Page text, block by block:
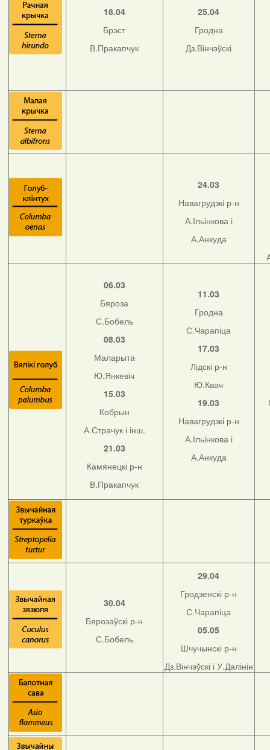
18.04
Брэст
В.Пракапчук
25.04
Гродна
Дз.Вінчэўскі
24.03
Навагрудзкі р-н
А.Ільінкова і
А.Анкуда
06.03
Бяроза
С.Бобель
08.03
Маларыта
Ю.Янкевіч
15.03
Кобрын
А.Страчук і інш.
21.03
Камянецкі р-н
В.Пракапчук
11.03
Гродна
С.Чарапіца
17.03
Лідскі р-н
Ю.Квач
19.03
Навагрудзкі р-н
А.Ільінкова і
А.Анкуда
30.04
Бярозаўскі р-н
С.Бобель
29.04
Гродзенскі р-н
С.Чарапіца
05.05
Шчучынскі р-н
Дз.Вінчэўскі і У.Далінін